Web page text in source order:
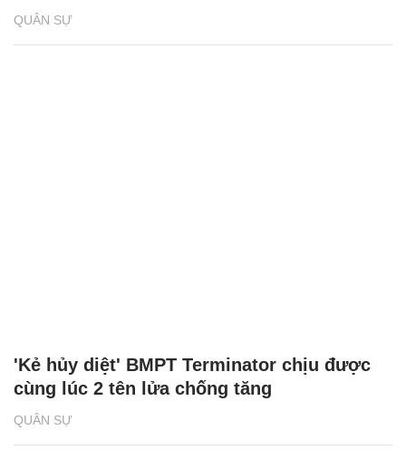
QUÂN SỰ
QUÂN SỰ
'Kẻ hủy diệt' BMPT Terminator chịu được
cùng lúc 2 tên lửa chống tăng